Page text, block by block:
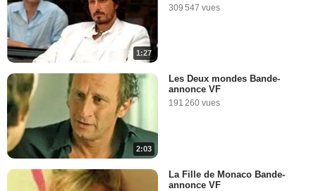
1:27
309 547 vues
2:03
Les Deux mondes Bande-
annonce VF
191 260 vues
La Fille de Monaco Bande-
annonce VF